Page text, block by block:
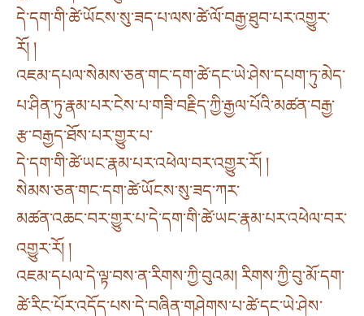
དེ་དག་གི་ཚེ་ཡོངས་སུ་ཟད་པ་ལས་ཚེ་ལོ་བརྒྱ་ཐུབ་པར་འགྱུར་
རོ། །
འཇམ་དཔལ་སེམས་ཅན་གང་དག་ཚེ་དང་ཡེ་ཤེས་དཔག་ཏུ་མེད་
པ་ཤིན་ཏུ་རྣམ་པར་ངེས་པ་གཟི་བརྗིད་ཀྱི་རྒྱལ་པོའི་མཚན་བརྒྱ་
རྩ་བརྒྱད་ཐོས་པར་གྱུར་པ་
དེ་དག་གི་ཚེ་ཡང་རྣམ་པར་འཕེལ་བར་འགྱུར་རོ། །
སེམས་ཅན་གང་དག་ཚེ་ཡོངས་སུ་ཟད་ཀར་
མཚན་འཆང་བར་གྱུར་པ་དེ་དག་གི་ཚེ་ཡང་རྣམ་པར་འཕེལ་བར་
འགྱུར་རོ། །
འཇམ་དཔལ་དེ་ལྟ་བས་ན་རིགས་ཀྱི་བུའམ། རིགས་ཀྱི་བུ་མོ་དག་
ཚེ་རིང་པོར་འདོད་པས་དེ་བཞིན་གཤེགས་པ་ཚེ་དང་ཡེ་ཤེས་